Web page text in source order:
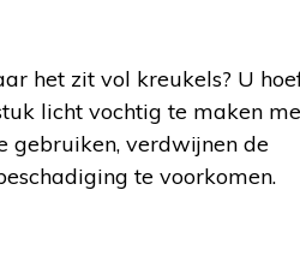
het zit vol kreukels? U
licht vochtig te maken
gebruiken, verdwijnen de
te voorkomen.